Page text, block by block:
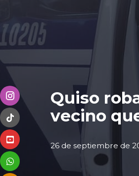
Quiso
vecino
26 de septiembre de